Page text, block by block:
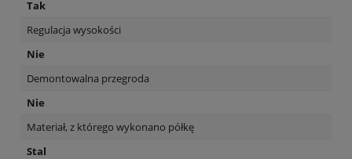
Tak
Regulacja wysokości
Nie
Demontowalna przegroda
Nie
Materiał, z którego wykonano półkę
Stal